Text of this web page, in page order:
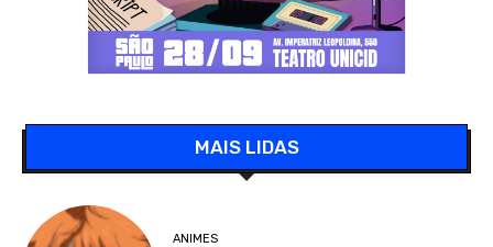
MAIS LIDAS
ANIMES